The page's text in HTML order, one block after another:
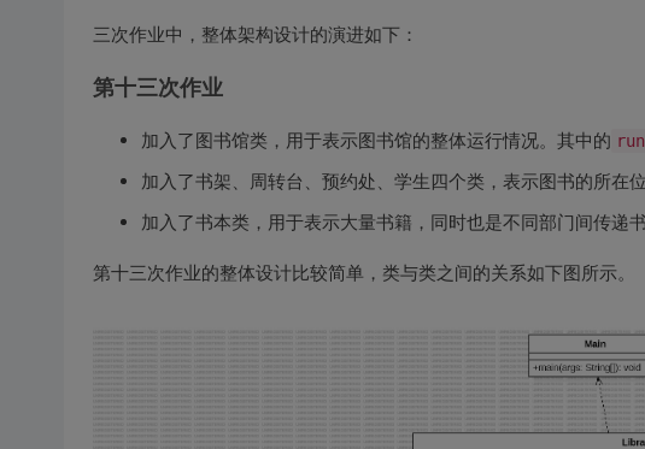
三次作业中，整体架构设计的演进如下：
第十三次作业
加入了图书馆类，用于表示图书馆的整体运行情况。其中的
加入了书架、周转台、预约处、学生四个类，表示图书的所在
加入了书本类，用于表示大量书籍，同时也是不同部门间传递
第十三次作业的整体设计比较简单，类与类之间的关系如下图所示。